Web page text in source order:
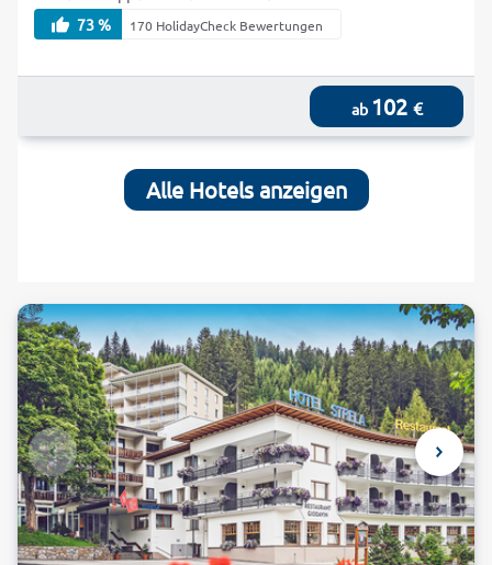
73 %
170 HolidayCheck Bewertungen
ab 102 €
Alle Hotels anzeigen